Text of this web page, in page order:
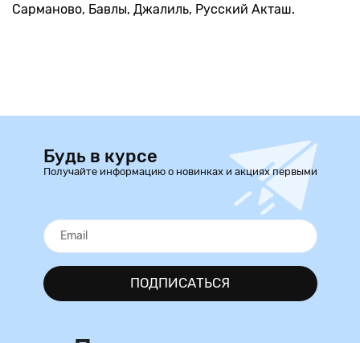
Сарманово, Бавлы, Джалиль, Русский Акташ.
Будь в курсе
Получайте информацию о новинках и акциях первыми
ПОДПИСАТЬСЯ